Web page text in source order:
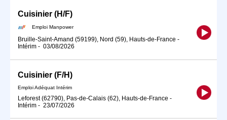
Cuisinier (H/F)
Emploi Manpower
Bruille-Saint-Amand (59199), Nord (59), Hauts-de-France -
Intérim - 03/08/2026
Cuisinier (F/H)
Emploi Adéquat Intérim
Leforest (62790), Pas-de-Calais (62), Hauts-de-France -
Intérim - 23/07/2026